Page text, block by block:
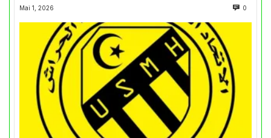
Mai 1, 2026 0